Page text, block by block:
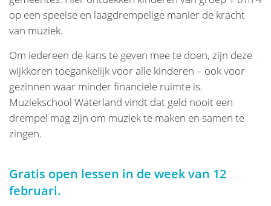
op een speelse en laagdrempelige manier de kracht
van muziek.
Om iedereen de kans te geven mee te doen, zijn deze
wijkkoren toegankelijk voor alle kinderen – ook voor
gezinnen waar minder financiële ruimte is.
Muziekschool Waterland vindt dat geld nooit een
drempel mag zijn om muziek te maken en samen te
zingen.
Gratis open lessen in de week van 12
februari.